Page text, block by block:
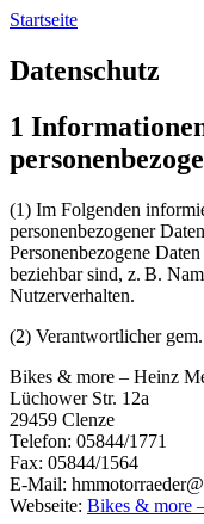
Startseite
Datenschutz
1
(1) Im Folgenden
personenbezogener
Personenbezogene
beziehbar sind, z. B.
Nutzerverhalten.
(2) Verantwortlicher
Bikes & more – Heinz
Lüchower Str. 12a
29459 Clenze
Telefon: 05844/1771
Fax: 05844/1564
E-Mail:
Webseite: Bikes & more